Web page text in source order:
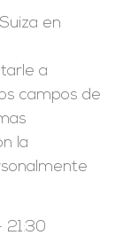
en
a
campos de
la
21:30